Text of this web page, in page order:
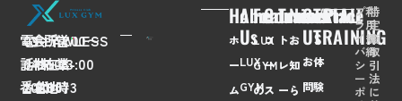
電
話
番
03-
6435-
2028
会
社
名
FLAWLESS
株
式
所
在
地
〒
108-
0073
営
業
時
7:00〜
23:00
Home
ホ
ー
ム
About
Us
LUX
GYM
Feaures
LUX
GYM
の
Course/Price
コ
ー
ス
Trainer
ト
レ
ー
News
お
知
ら
Contact
Us
お
問
TRIAL
TRAINING
体
験
プ
ラ
イ
バ
シ
ー
ポ
利
用
規
約
特
定
商
取
引
法
に